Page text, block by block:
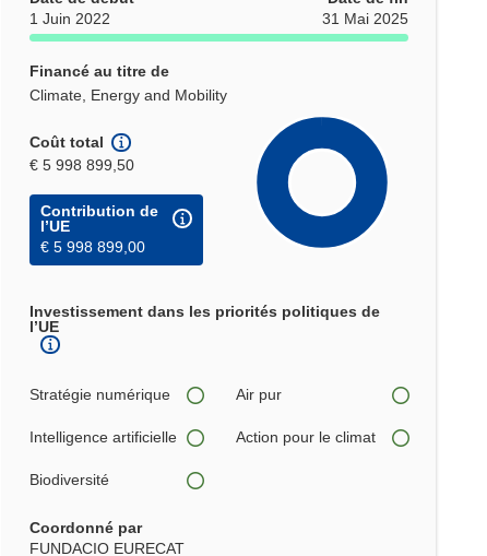
1 Juin 2022
31 Mai 2025
Financé au titre de
Climate, Energy and Mobility
Coût total
€ 5 998 899,50
Contribution de
l’UE
€ 5 998 899,00
Investissement dans les priorités politiques de
l’UE
Stratégie numérique Air pur
Intelligence artificielle Action pour le climat
Biodiversité
Coordonné par
FUNDACIO EURECAT